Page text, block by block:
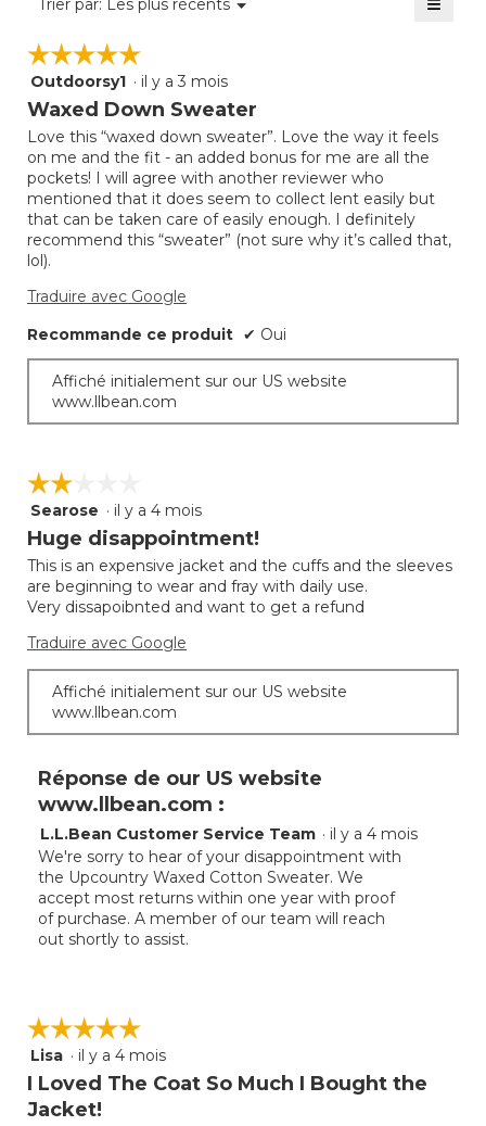
Trier par: Les plus récents ▼
jour
le
☆☆☆☆☆
☆☆☆☆☆
5
étoile(s)
5.
Outdoorsy1 · il y a 3 mois
Waxed Down Sweater
Love this “waxed down sweater”. Love the way it feels
on me and the fit - an added bonus for me are all the
pockets! I will agree with another reviewer who
mentioned that it does seem to collect lent easily but
that can be taken care of easily enough. I definitely
recommend this “sweater” (not sure why it’s called that,
lol).
Traduire avec Google
Recommande ce produit ✔ Oui
Affiché initialement sur our US website
www.llbean.com
☆☆☆☆☆
☆☆☆☆☆
2
étoile(s)
5.
Searose · il y a 4 mois
Huge disappointment!
This is an expensive jacket and the cuffs and the sleeves
are beginning to wear and fray with daily use.
Very dissapoibnted and want to get a refund
Traduire avec Google
Affiché initialement sur our US website
www.llbean.com
Réponse de our US website
www.llbean.com :
L.L.Bean Customer Service Team · il y a 4 mois
We're sorry to hear of your disappointment with
the Upcountry Waxed Cotton Sweater. We
accept most returns within one year with proof
of purchase. A member of our team will reach
out shortly to assist.
☆☆☆☆☆
☆☆☆☆☆
5
étoile(s)
5.
Lisa · il y a 4 mois
I Loved The Coat So Much I Bought the
Jacket!